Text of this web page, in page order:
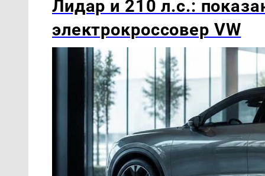
Лидар и 210 л.с.:
электрокроссовер VW